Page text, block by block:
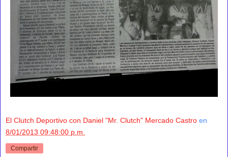
El Clutch Deportivo con Daniel "Mr. Clutch" Mercado Castro en
8/01/2013 09:48:00 p.m.
Compartir